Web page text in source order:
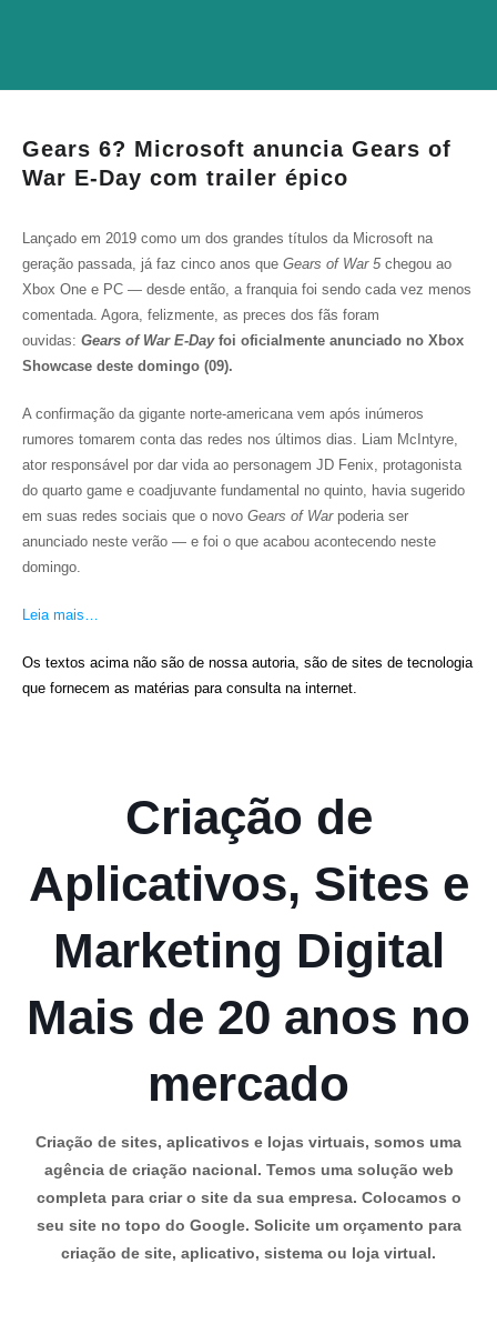
Gears 6? Microsoft anuncia Gears of
War E-Day com trailer épico
Lançado em 2019 como um dos grandes títulos da Microsoft na
geração passada, já faz cinco anos que Gears of War 5chegou ao
Xbox One e PC — desde então, a franquia foi sendo cada vez menos
comentada. Agora, felizmente, as preces dos fãs foram
ouvidas: Gears of War E-Dayfoi oficialmente anunciado no Xbox
Showcase deste domingo (09).
A confirmação da gigante norte-americana vem após inúmeros
rumores tomarem conta das redes nos últimos dias. Liam McIntyre,
ator responsável por dar vida ao personagem JD Fenix, protagonista
do quarto game e coadjuvante fundamental no quinto, havia sugerido
em suas redes sociais que o novo Gears of Warpoderia ser
anunciado neste verão — e foi o que acabou acontecendo neste
domingo.
Leia mais…
Os textos acima não são de nossa autoria, são de sites de tecnologia
que fornecem as matérias para consulta na internet.
Criação de
Aplicativos, Sites e
Marketing Digital
Mais de 20 anos no
mercado
Criação de sites, aplicativos e lojas virtuais, somos uma
agência de criação nacional. Temos uma solução web
completa para criar o site da sua empresa. Colocamos o
seu site no topo do Google. Solicite um orçamento para
criação de site, aplicativo, sistema ou loja virtual.